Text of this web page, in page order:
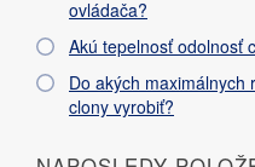
ovládača?
Akú tepelnosť odolnosť
Do akých
clony vyrobiť?